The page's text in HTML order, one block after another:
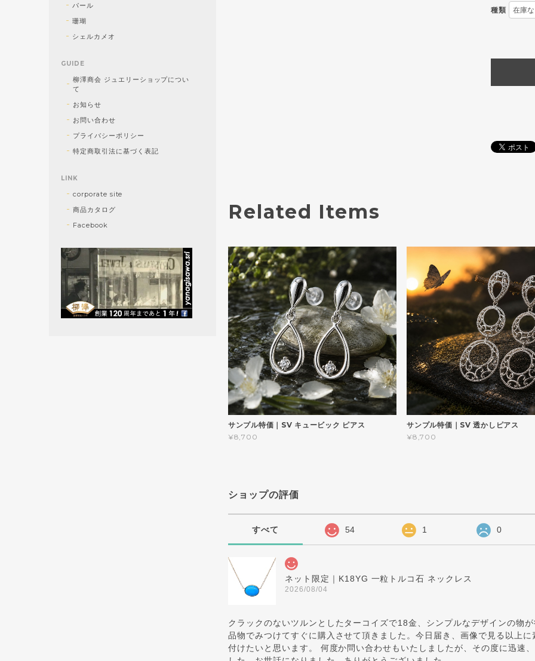
種類
Related Items
サンプル特価｜SV キュービック ピアス
¥8,700
サンプル特価｜SV 透かしピアス
¥8,700
ショップの評価
すべて 54 1 0
ネット限定｜K18YG 一粒トルコ石 ネックレス
2026/08/04
クラックのないツルンとしたターコイズで18金、シンプルなデザインの物
品物でみつけてすぐに購入させて頂きました。今日届き、画像で見る以上
付けたいと思います。 何度か問い合わせもいたしましたが、その度に迅速
パール
珊瑚
シェルカメオ
GUIDE
柳澤商会 ジュエリーショップについ
て
お知らせ
お問い合わせ
プライバシーポリシー
特定商取引法に基づく表記
LINK
corporate site
商品カタログ
Facebook